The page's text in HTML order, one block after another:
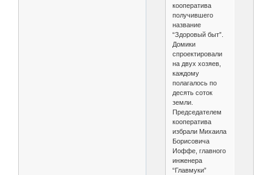
кооператива
получившего
название
“Здоровый быт”.
Домики
спроектировали
на двух хозяев,
каждому
полагалось по
десять соток
земли.
Председателем
кооператива
избрали Михаила
Борисовича
Иоффе, главного
инженера
“Главмуки”